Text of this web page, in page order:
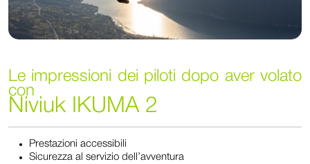
Le impressioni dei piloti dopo aver volato
con
Niviuk IKUMA 2
Prestazioni accessibili
Sicurezza al servizio dell’avventura